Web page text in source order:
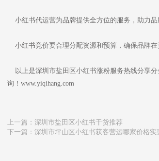
小红书代运营为品牌提供全方位的服务，助力品
小红书竞价要合理分配资源和预算，确保品牌在
以上是深圳市盐田区小红书涨粉服务热线分享
询！www.yiqihang.com
上一篇： 深圳市盐田区小红书干货推荐
下一篇： 深圳市坪山区小红书获客营运哪家价格实